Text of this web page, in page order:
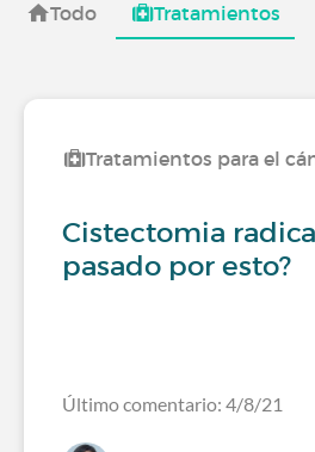
Todo Tratamientos
Tratamientos para el
Cistectomia
pasado por esto?
Último comentario: 4/8/21